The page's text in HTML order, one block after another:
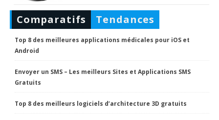
Comparatifs Tendances
Top 8 des meilleures applications médicales pour iOS et
Android
Envoyer un SMS – Les meilleurs Sites et Applications SMS
Gratuits
Top 8 des meilleurs logiciels d’architecture 3D gratuits